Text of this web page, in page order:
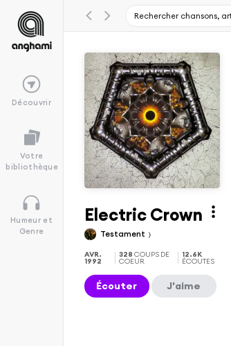
Découvrir
Votre
bibliothèque
Humeur et
Genre
Electric Crown
Testament
AVR.
1992
328COUPS DE
COEUR
12.6K
ÉCOUTES
Écouter J'aime